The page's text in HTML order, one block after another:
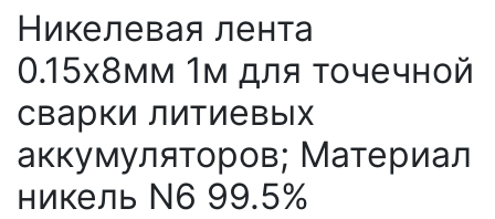
Никелевая лента
0.15x8мм 1м для точечной
сварки литиевых
аккумуляторов; Материал
никель N6 99.5%